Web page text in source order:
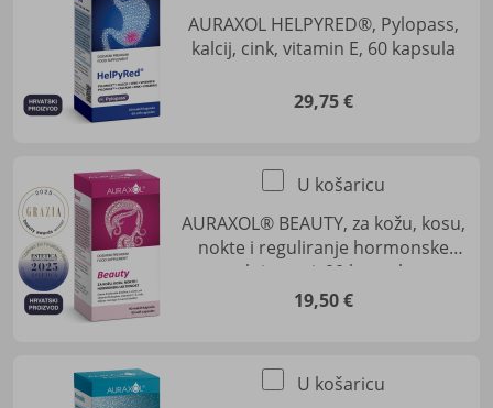
AURAXOL HELPYRED®, Pylopass,
kalcij, cink, vitamin E, 60 kapsula
29,75 €
AURAXOL® BEAUTY, za kožu, kosu,
nokte i reguliranje hormonske
aktivnosti, 90 kapsula
19,50 €
U košaricu
U košaricu